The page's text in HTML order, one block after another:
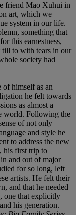
friend Mao Xuhui in
art, which we
system in our life.
something that
this earnestness,
till to with tears in our
society had
of himself as an
he felt towards
as almost a
world. Following the
of not only
and style he
to address the new
his first trip to
and out of major
for so long, left
artists. He felt their
and that he needed
one that explicitly
his generation.